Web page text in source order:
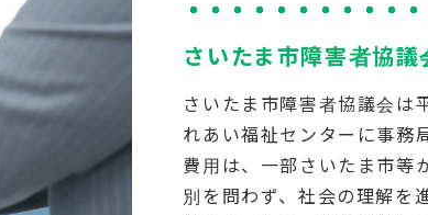
さいたま市障害者協
さいたま市障害者協議会は
れあい福祉センターに事務
費用は、一部さいたま市等
別を問わず、社会の理解を